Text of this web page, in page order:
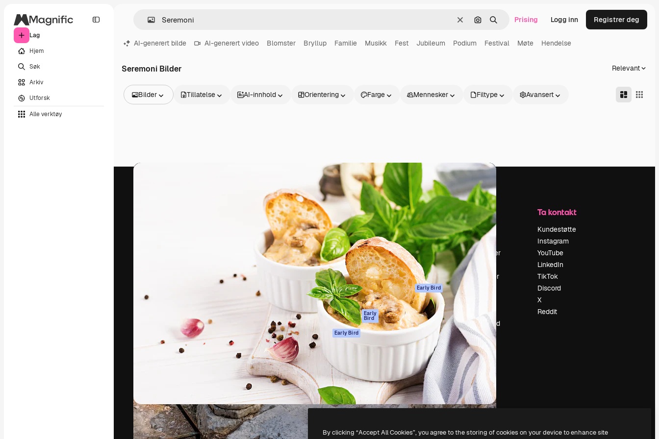
Lag
Hjem
Søk
Arkiv
Utforsk
Alle verktøy
Slett Søk etter bilde
Søk Prising Logg inn Registrer deg
AI-generert bilde AI-generert video Blomster Bryllup Familie Musikk Fest Jubileum Podium Festival Møte Hendelse
Seremoni Bilder Relevant
Bilder
Videoer
Tillatelse AI-innhold Orientering Farge Mennesker Filtype Avansert
Den kreative plattformen for å lede ditt
beste arbeid. Mer enn 1 million abonnenter
blant kreative, selskaper, byråer og studioer.
Produkter
Spaces
AI-assistent
AI Image Generator
AI-videogenerator
AI-
stemmegenerator
Arkivinnhold
MCP for
Claude/ChatGPT
Early
Bird
Agenter Early Bird
API
Mobilapp
Alle Magnific-
verktøy
Kom i gang
Academy
Dokumentasjon
Support
Vilkår for bruk
Personvernerklæring
Originaler Early Bird
Retningslinjer for
informasjonskapsler
Tillitssenter
Affiliates
For bedrifter
Selskap
Prising
Om oss
Anmeldelser
Karrierer
Søketrender
Hendelser
Selg innhold
Presserom
Leter etter
magnific.ai
Ta kontakt
Kundestøtte
Instagram
YouTube
LinkedIn
TikTok
Discord
X
Reddit
Copyright © 2010-2026Freepik Company S.L.U.Alle rettigheter forbeholdt.
By clicking “Accept All Cookies”, you agree to the storing of cookies on your device to enhance site